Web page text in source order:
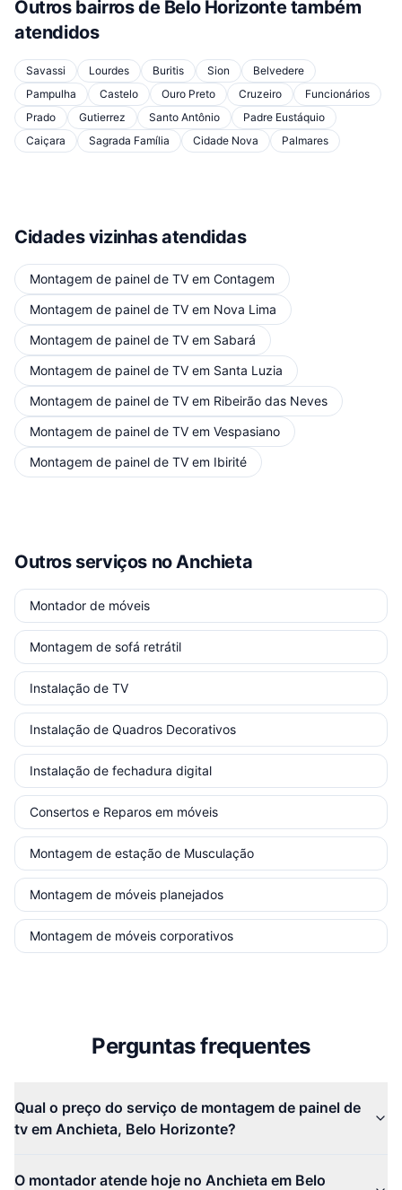
Outros bairros de Belo Horizontetambém
atendidos
Savassi Lourdes Buritis Sion
Belvedere
Pampulha
Castelo Ouro Preto Cruzeiro
Funcionários
Prado
Gutierrez Santo Antônio
Padre Eustáquio
Caiçara
Sagrada Família Cidade Nova Palmares
Cidades vizinhas atendidas
Montagem de painel de TV em Contagem
Montagem de painel de TV em Nova Lima
Montagem de painel de TV em Sabará
Montagem de painel de TV em Santa Luzia
Montagem de painel de TV em Ribeirão das Neves
Montagem de painel de TV em Vespasiano
Montagem de painel de TV em Ibirité
Outros serviços no Anchieta
Montador de móveis
Montagem de sofá retrátil
Instalação de TV
Instalação de Quadros Decorativos
Instalação de fechadura digital
Consertos e Reparos em móveis
Montagem de estação de Musculação
Montagem de móveis planejados
Montagem de móveis corporativos
Perguntas frequentes
Qual o preço do serviço de montagem de painel de
tv em Anchieta, Belo Horizonte?
O montador atende hoje no Anchieta em Belo